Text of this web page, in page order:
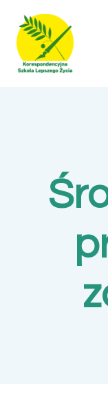
Przejdź
treści